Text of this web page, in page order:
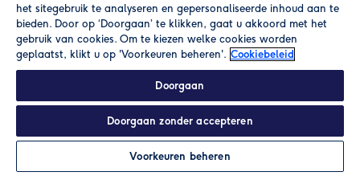
Personaliseren
Alle prijzen zijn inclusief btw en andere heffingen. Lees de
het sitegebruik te analyseren en gepersonaliseerde inhoud aan te
bieden. Door op ‘Doorgaan’ te klikken, gaat u akkoord met het
gebruik van cookies. Om te kiezen welke cookies worden
geplaatst, klikt u op 'Voorkeuren beheren'. Cookiebeleid
Doorgaan
Doorgaan zonder accepteren
Voorkeuren beheren